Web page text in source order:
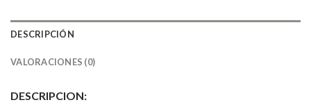
DESCRIPCIÓN
VALORACIONES (0)
DESCRIPCION: